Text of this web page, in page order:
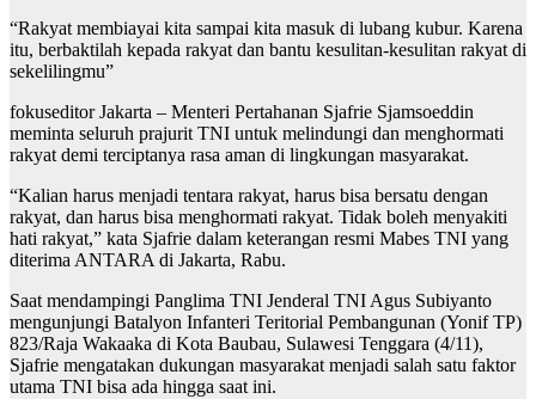
“Rakyat membiayai kita sampai kita masuk di lubang kubur. Karena
itu, berbaktilah kepada rakyat dan bantu kesulitan-kesulitan rakyat di
sekelilingmu”
fokuseditor Jakarta – Menteri Pertahanan Sjafrie Sjamsoeddin
meminta seluruh prajurit TNI untuk melindungi dan menghormati
rakyat demi terciptanya rasa aman di lingkungan masyarakat.
“Kalian harus menjadi tentara rakyat, harus bisa bersatu dengan
rakyat, dan harus bisa menghormati rakyat. Tidak boleh menyakiti
hati rakyat,” kata Sjafrie dalam keterangan resmi Mabes TNI yang
diterima ANTARA di Jakarta, Rabu.
Saat mendampingi Panglima TNI Jenderal TNI Agus Subiyanto
mengunjungi Batalyon Infanteri Teritorial Pembangunan (Yonif TP)
823/Raja Wakaaka di Kota Baubau, Sulawesi Tenggara (4/11),
Sjafrie mengatakan dukungan masyarakat menjadi salah satu faktor
utama TNI bisa ada hingga saat ini.